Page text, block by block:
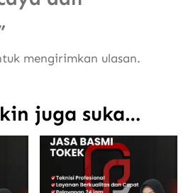
mengirimkan ulasan.
juga suka…